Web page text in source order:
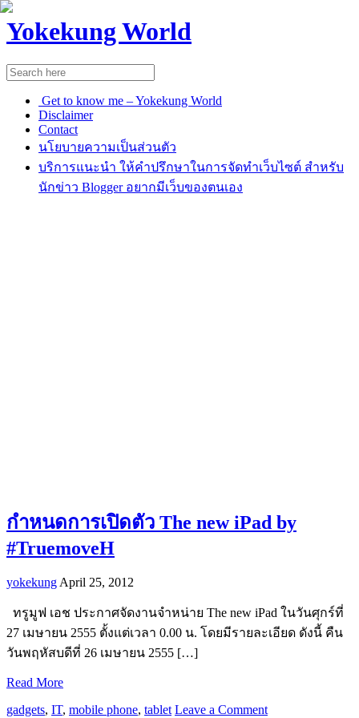
Yokekung World
Get to know me – Yokekung World
Disclaimer
Contact
นโยบายความเป็นส่วนตัว
บริการแนะนำ ให้คำปรึกษาในการจัดทำเว็บไซต์ สำหรับ
นักข่าว Blogger อยากมีเว็บของตนเอง
กำหนดการเปิดตัว The new iPad by
#TruemoveH
yokekung April 25, 2012
ทรูมูฟ เอช ประกาศจัดงานจำหน่าย The new iPad ในวันศุกร์ที่
27 เมษายน 2555 ตั้งแต่เวลา 0.00 น. โดยมีรายละเอียด ดังนี้ คืน
วันพฤหัสบดีที่ 26 เมษายน 2555 […]
Read More
gadgets, IT, mobile phone, tablet Leave a Comment